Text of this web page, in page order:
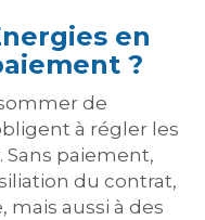
en
?
de
à régler les
Sans paiement,
du contrat,
aussi à des